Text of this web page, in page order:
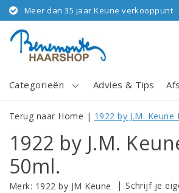
Meer dan 35 jaar Keune verkooppunt
Categorieën Advies & Tips
Terug naar Home | 1922 by J.M.
1922 by J.M.
50ml.
Merk: 1922 by JM Keune |Schrijf je